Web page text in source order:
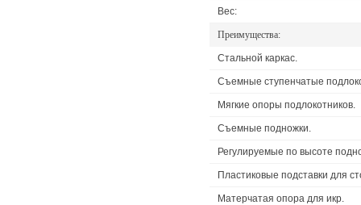
Вес:
Преимущества:
Стальной каркас.
Съемные ступенчатые
Мягкие опоры подлокотников.
Съемные подножки.
Регулируемые по высоте
Пластиковые подставки для
Матерчатая опора для икр.